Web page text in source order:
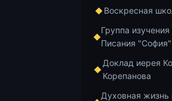
Воскресная
Группа
Писания "София"
Доклад иерея
Корепанова
Духовная жизнь
Курс по
https://